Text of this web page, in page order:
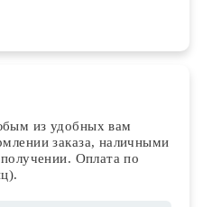
из удобных вам
заказа, наличными
Оплата по